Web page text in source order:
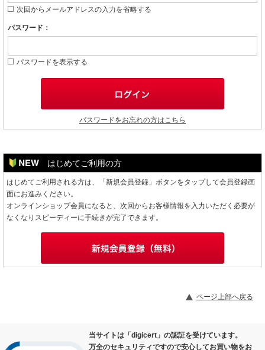
次回からメールアドレスの入力を省略する
パスワード：
パスワードを表示する
パスワードをお忘れの方はこちら
はじめてご利用の方
はじめてご利用される方は、「新規会員登録」ボタンをタップして会員登録画
面にお進みください。
オンラインショップ会員になると、次回からお客様情報を入力いただく必要が
なくなりスピーディーに手続きが完了できます。
ページ上部へ戻る
当サイトは「digicert」の認証を受けています。
万全のセキュリティですので安心してお買い物をお